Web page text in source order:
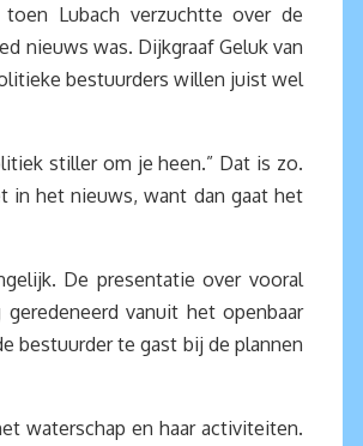
Lubach verzuchtte over de
nieuws was. Dijkgraaf Geluk van
bestuurders willen juist wel
stiller om je heen.” Dat is zo.
in het nieuws, want dan gaat het
De presentatie over vooral
vanuit het openbaar
bestuurder te gast bij de plannen
waterschap en haar activiteiten.